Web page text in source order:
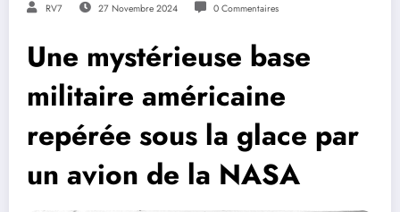
RV7 27 Novembre 2024 0 Commentaires
Une mystérieuse base
militaire américaine
repérée sous la glace par
un avion de la NASA